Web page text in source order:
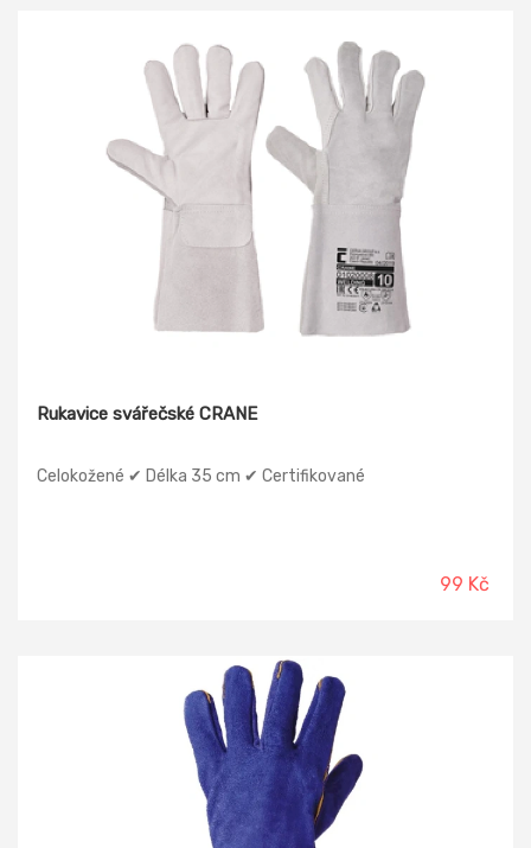
Rukavice svářečské CRANE
Celokožené ✔ Délka 35 cm ✔ Certifikované
99 Kč